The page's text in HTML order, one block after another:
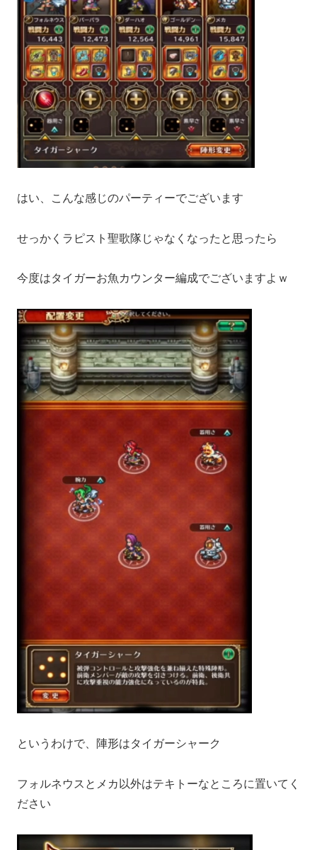
はい、こんな感じのパーティーでございます
せっかくラピスト聖歌隊じゃなくなったと思ったら
今度はタイガーお魚カウンター編成でございますよｗ
というわけで、陣形はタイガーシャーク
フォルネウスとメカ以外はテキトーなところに置いてく
ださい